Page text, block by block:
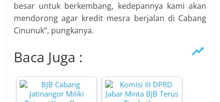
besar untuk berkembang, kedepannya kami akan
mendorong agar kredit mesra berjalan di Cabang
Cinunuk”, pungkanya.
Baca Juga :